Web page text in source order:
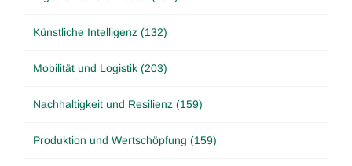
Künstliche Intelligenz (132)
Mobilität und Logistik (203)
Nachhaltigkeit und Resilienz (159)
Produktion und Wertschöpfung (159)